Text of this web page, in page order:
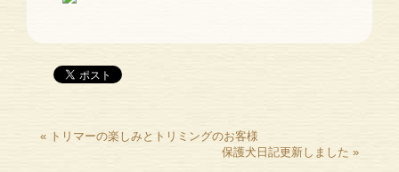
« トリマーの楽しみとトリミングのお客様
保護犬日記更新しました »